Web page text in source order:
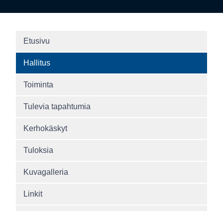
Etusivu
Hallitus
Toiminta
Tulevia tapahtumia
Kerhokäskyt
Tuloksia
Kuvagalleria
Linkit